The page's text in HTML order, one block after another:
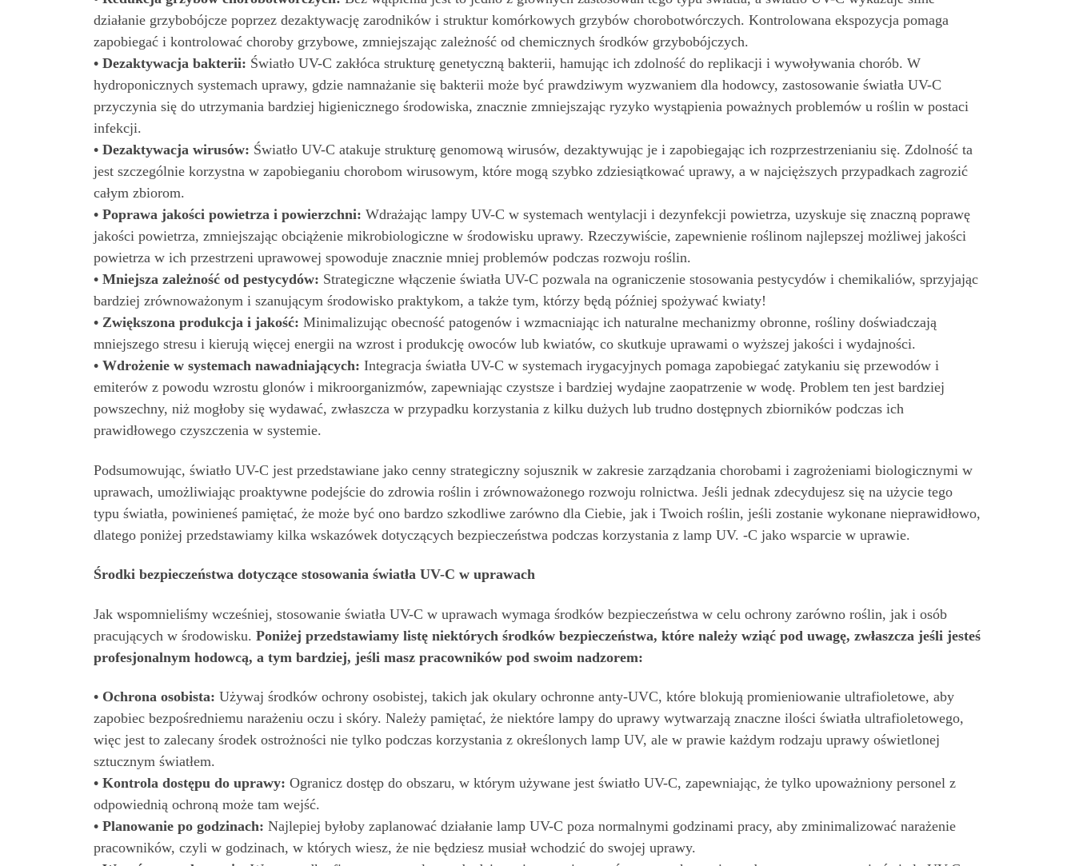
działanie grzybobójcze poprzez dezaktywację zarodników i struktur komórkowych grzybów chorobotwórczych. Kontrolowana ekspozycja pomaga
zapobiegać i kontrolować choroby grzybowe, zmniejszając zależność od chemicznych środków grzybobójczych.
• Dezaktywacja bakterii: Światło UV-C zakłóca strukturę genetyczną bakterii, hamując ich zdolność do replikacji i wywoływania chorób. W
hydroponicznych systemach uprawy, gdzie namnażanie się bakterii może być prawdziwym wyzwaniem dla hodowcy, zastosowanie światła UV-C
przyczynia się do utrzymania bardziej higienicznego środowiska, znacznie zmniejszając ryzyko wystąpienia poważnych problemów u roślin w postaci
infekcji.
• Dezaktywacja wirusów: Światło UV-C atakuje strukturę genomową wirusów, dezaktywując je i zapobiegając ich rozprzestrzenianiu się. Zdolność ta
jest szczególnie korzystna w zapobieganiu chorobom wirusowym, które mogą szybko zdziesiątkować uprawy, a w najcięższych przypadkach zagrozić
całym zbiorom.
• Poprawa jakości powietrza i powierzchni: Wdrażając lampy UV-C w systemach wentylacji i dezynfekcji powietrza, uzyskuje się znaczną poprawę
jakości powietrza, zmniejszając obciążenie mikrobiologiczne w środowisku uprawy. Rzeczywiście, zapewnienie roślinom najlepszej możliwej jakości
powietrza w ich przestrzeni uprawowej spowoduje znacznie mniej problemów podczas rozwoju roślin.
• Mniejsza zależność od pestycydów: Strategiczne włączenie światła UV-C pozwala na ograniczenie stosowania pestycydów i chemikaliów, sprzyjając
bardziej zrównoważonym i szanującym środowisko praktykom, a także tym, którzy będą później spożywać kwiaty!
• Zwiększona produkcja i jakość: Minimalizując obecność patogenów i wzmacniając ich naturalne mechanizmy obronne, rośliny doświadczają
mniejszego stresu i kierują więcej energii na wzrost i produkcję owoców lub kwiatów, co skutkuje uprawami o wyższej jakości i wydajności.
• Wdrożenie w systemach nawadniających: Integracja światła UV-C w systemach irygacyjnych pomaga zapobiegać zatykaniu się przewodów i
emiterów z powodu wzrostu glonów i mikroorganizmów, zapewniając czystsze i bardziej wydajne zaopatrzenie w wodę. Problem ten jest bardziej
powszechny, niż mogłoby się wydawać, zwłaszcza w przypadku korzystania z kilku dużych lub trudno dostępnych zbiorników podczas ich
prawidłowego czyszczenia w systemie.
Podsumowując, światło UV-C jest przedstawiane jako cenny strategiczny sojusznik w zakresie zarządzania chorobami i zagrożeniami biologicznymi w
uprawach, umożliwiając proaktywne podejście do zdrowia roślin i zrównoważonego rozwoju rolnictwa. Jeśli jednak zdecydujesz się na użycie tego
typu światła, powinieneś pamiętać, że może być ono bardzo szkodliwe zarówno dla Ciebie, jak i Twoich roślin, jeśli zostanie wykonane nieprawidłowo,
dlatego poniżej przedstawiamy kilka wskazówek dotyczących bezpieczeństwa podczas korzystania z lamp UV. -C jako wsparcie w uprawie.
Środki bezpieczeństwa dotyczące stosowania światła UV-C w uprawach
Jak wspomnieliśmy wcześniej, stosowanie światła UV-C w uprawach wymaga środków bezpieczeństwa w celu ochrony zarówno roślin, jak i osób
pracujących w środowisku. Poniżej przedstawiamy listę niektórych środków bezpieczeństwa, które należy wziąć pod uwagę, zwłaszcza jeśli jesteś
profesjonalnym hodowcą, a tym bardziej, jeśli masz pracowników pod swoim nadzorem:
• Ochrona osobista: Używaj środków ochrony osobistej, takich jak okulary ochronne anty-UVC, które blokują promieniowanie ultrafioletowe, aby
zapobiec bezpośredniemu narażeniu oczu i skóry. Należy pamiętać, że niektóre lampy do uprawy wytwarzają znaczne ilości światła ultrafioletowego,
więc jest to zalecany środek ostrożności nie tylko podczas korzystania z określonych lamp UV, ale w prawie każdym rodzaju uprawy oświetlonej
sztucznym światłem.
• Kontrola dostępu do uprawy: Ogranicz dostęp do obszaru, w którym używane jest światło UV-C, zapewniając, że tylko upoważniony personel z
odpowiednią ochroną może tam wejść.
• Planowanie po godzinach: Najlepiej byłoby zaplanować działanie lamp UV-C poza normalnymi godzinami pracy, aby zminimalizować narażenie
pracowników, czyli w godzinach, w których wiesz, że nie będziesz musiał wchodzić do swojej uprawy.